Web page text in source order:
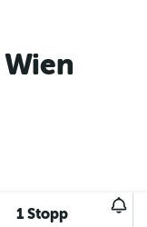
1 Stopp